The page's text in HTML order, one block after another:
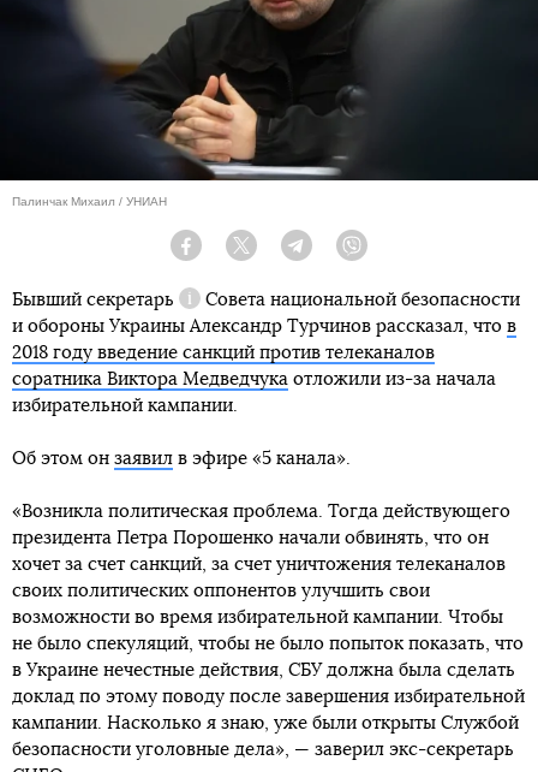
Палинчак Михаил / УНИАН
Facebook Twitter Telegram
Бывший секретарь
Справка
Совета национальной безопасности
и обороны Украины Александр Турчинов рассказал, что в
2018 году введение санкций против телеканалов
соратника Виктора Медведчука отложили из-за начала
избирательной кампании.
Об этом он заявил в эфире «5 канала».
«Возникла политическая проблема. Тогда действующего
президента Петра Порошенко начали обвинять, что он
хочет за счет санкций, за счет уничтожения телеканалов
своих политических оппонентов улучшить свои
возможности во время избирательной кампании. Чтобы
не было спекуляций, чтобы не было попыток показать, что
в Украине нечестные действия, СБУ должна была сделать
доклад по этому поводу после завершения избирательной
кампании. Насколько я знаю, уже были открыты Службой
безопасности уголовные дела», — заверил экс-секретарь